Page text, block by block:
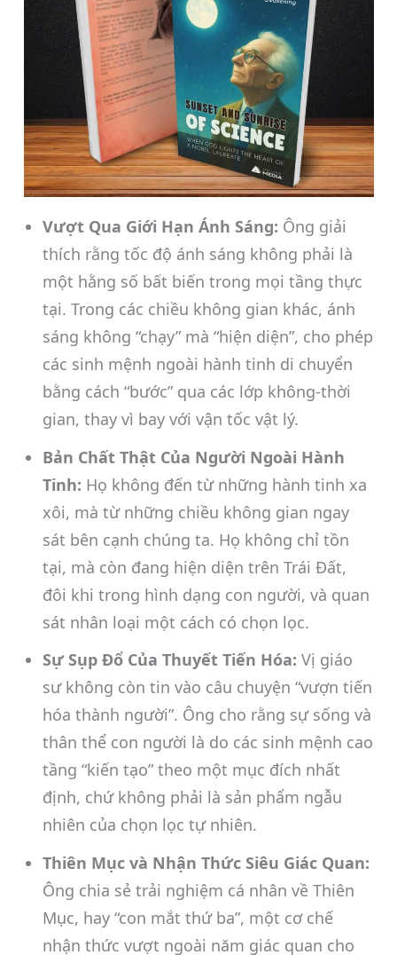
Vượt Qua Giới Hạn Ánh Sáng: Ông giải
thích rằng tốc độ ánh sáng không phải là
một hằng số bất biến trong mọi tầng thực
tại. Trong các chiều không gian khác, ánh
sáng không “chạy” mà “hiện diện”, cho phép
các sinh mệnh ngoài hành tinh di chuyển
bằng cách “bước” qua các lớp không-thời
gian, thay vì bay với vận tốc vật lý.
Bản Chất Thật Của Người Ngoài Hành
Tinh: Họ không đến từ những hành tinh xa
xôi, mà từ những chiều không gian ngay
sát bên cạnh chúng ta. Họ không chỉ tồn
tại, mà còn đang hiện diện trên Trái Đất,
đôi khi trong hình dạng con người, và quan
sát nhân loại một cách có chọn lọc.
Sự Sụp Đổ Của Thuyết Tiến Hóa:Vị giáo
sư không còn tin vào câu chuyện “vượn tiến
hóa thành người”. Ông cho rằng sự sống và
thân thể con người là do các sinh mệnh cao
tầng “kiến tạo” theo một mục đích nhất
định, chứ không phải là sản phẩm ngẫu
nhiên của chọn lọc tự nhiên.
Thiên Mục và Nhận Thức Siêu Giác Quan:
Ông chia sẻ trải nghiệm cá nhân về Thiên
Mục, hay “con mắt thứ ba”, một cơ chế
nhận thức vượt ngoài năm giác quan cho